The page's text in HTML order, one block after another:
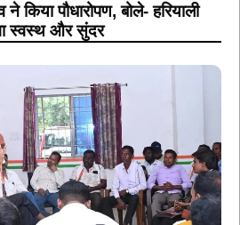
पौधारोपण, बोले- हरियाली
स्वस्थ और सुंदर